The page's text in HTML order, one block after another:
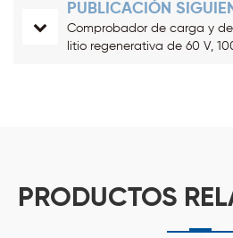
PUBLICACIÓN
Comprobador de carga y
litio regenerativa de 60 V,
PRODUCTOS